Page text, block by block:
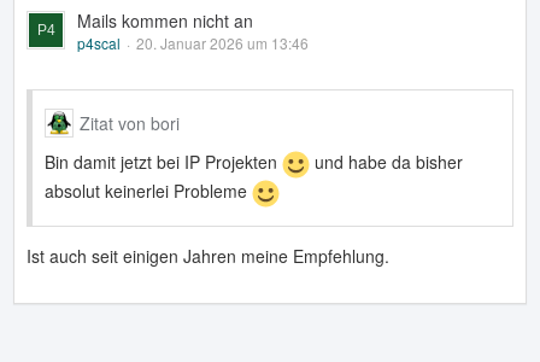
Mails kommen nicht an
p4scal 20. Januar 2026 um 13:46
Zitat von bori
Bin damit jetzt bei IP Projekten
und habe da bisher
absolut keinerlei Probleme
Ist auch seit einigen Jahren meine Empfehlung.